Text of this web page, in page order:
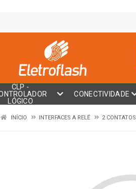
CLP -
LÓGICO
CONECTIVIDADE
INÍCIO INTERFACES A RELÉ 2 CONTATOS